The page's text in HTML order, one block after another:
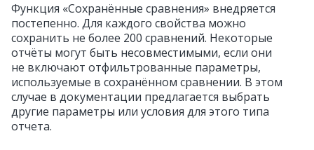
Функция «Сохранённые сравнения» внедряется
постепенно. Для каждого свойства можно
сохранить не более 200 сравнений. Некоторые
отчёты могут быть несовместимыми, если они
не включают отфильтрованные параметры,
используемые в сохранённом сравнении. В этом
случае в документации предлагается выбрать
другие параметры или условия для этого типа
отчета.